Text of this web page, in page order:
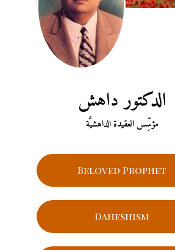
الدكتور داهش
مؤسِّس العقيدة الداهشيَّة
Beloved Prophet
Daheshism